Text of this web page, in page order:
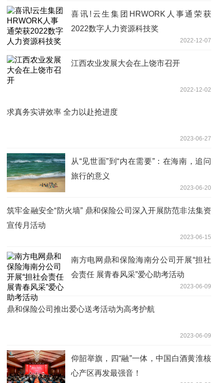
喜讯!云生集团HRWORK人事通荣获
2022数字人力资源科技奖
2022-12-07
江西农业发展大会在上饶市召开
2022-12-02
求真务实讲效率 全力以赴抢进度
2023-06-27
从“见世面”到“内在需要”：在海南，追问
旅行的意义
2023-06-20
筑牢金融安全“防火墙” 鼎和保险公司深入开展防范非法集资
宣传月活动
2023-06-15
南方电网鼎和保险海南分公司开展“担社
会责任 展青春风采”爱心助考活动
2023-06-09
鼎和保险公司推出爱心送考活动为高考护航
2023-06-09
仰韶举旗，四“融”一体，中国白酒黄淮核
心产区再发最强音！